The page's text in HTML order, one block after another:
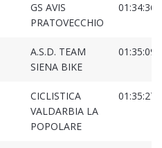
GS AVIS
PRATOVECCHIO
A.S.D. TEAM
SIENA BIKE
CICLISTICA
VALDARBIA LA
POPOLARE